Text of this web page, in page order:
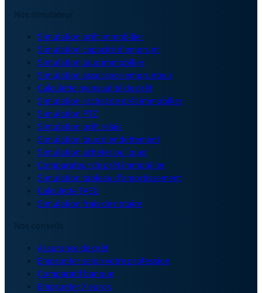
Simulation prêt immobilier
Simulation capacité d'emprunt
Simulation taux immobilier
Simulation assurance emprunteur
Calculette mensualité de prêt
Simulation rachat de prêt immobilier
Simulation PTZ
Simulation prêt relais
Simulation taux d'endettement
Simulation acheter ou louer
Comparateur de prêt immobilier
Simulation tableau d'amortissement
Calculette TAEG
Simulation frais de notaire
Assurance de prêt
Emprunter selon votre profession
Comparatif banque
Emprunter X euros